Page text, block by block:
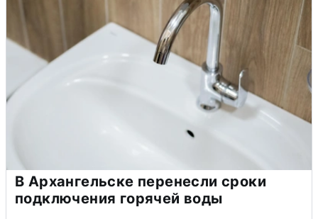
В Архангельске перенесли сроки
подключения горячей воды